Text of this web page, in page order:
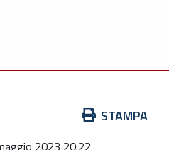
STAMPA
2023 20:22